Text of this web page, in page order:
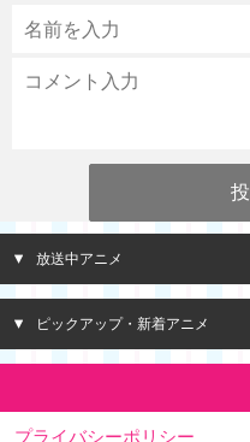
放送中アニメ
ピックアップ・新着アニメ
プライバシーポリシー